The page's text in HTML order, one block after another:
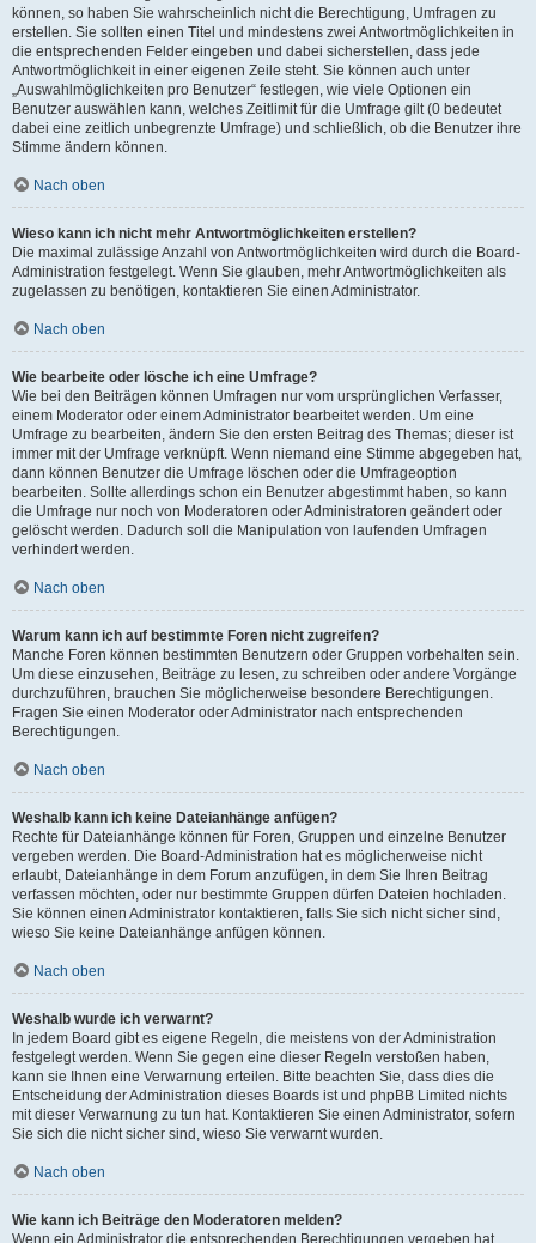
können, so haben Sie wahrscheinlich nicht die Berechtigung, Umfragen zu
erstellen. Sie sollten einen Titel und mindestens zwei Antwortmöglichkeiten in
die entsprechenden Felder eingeben und dabei sicherstellen, dass jede
Antwortmöglichkeit in einer eigenen Zeile steht. Sie können auch unter
„Auswahlmöglichkeiten pro Benutzer“ festlegen, wie viele Optionen ein
Benutzer auswählen kann, welches Zeitlimit für die Umfrage gilt (0 bedeutet
dabei eine zeitlich unbegrenzte Umfrage) und schließlich, ob die Benutzer ihre
Stimme ändern können.
Nach oben
Wieso kann ich nicht mehr Antwortmöglichkeiten erstellen?
Die maximal zulässige Anzahl von Antwortmöglichkeiten wird durch die Board-
Administration festgelegt. Wenn Sie glauben, mehr Antwortmöglichkeiten als
zugelassen zu benötigen, kontaktieren Sie einen Administrator.
Nach oben
Wie bearbeite oder lösche ich eine Umfrage?
Wie bei den Beiträgen können Umfragen nur vom ursprünglichen Verfasser,
einem Moderator oder einem Administrator bearbeitet werden. Um eine
Umfrage zu bearbeiten, ändern Sie den ersten Beitrag des Themas; dieser ist
immer mit der Umfrage verknüpft. Wenn niemand eine Stimme abgegeben hat,
dann können Benutzer die Umfrage löschen oder die Umfrageoption
bearbeiten. Sollte allerdings schon ein Benutzer abgestimmt haben, so kann
die Umfrage nur noch von Moderatoren oder Administratoren geändert oder
gelöscht werden. Dadurch soll die Manipulation von laufenden Umfragen
verhindert werden.
Nach oben
Warum kann ich auf bestimmte Foren nicht zugreifen?
Manche Foren können bestimmten Benutzern oder Gruppen vorbehalten sein.
Um diese einzusehen, Beiträge zu lesen, zu schreiben oder andere Vorgänge
durchzuführen, brauchen Sie möglicherweise besondere Berechtigungen.
Fragen Sie einen Moderator oder Administrator nach entsprechenden
Berechtigungen.
Nach oben
Weshalb kann ich keine Dateianhänge anfügen?
Rechte für Dateianhänge können für Foren, Gruppen und einzelne Benutzer
vergeben werden. Die Board-Administration hat es möglicherweise nicht
erlaubt, Dateianhänge in dem Forum anzufügen, in dem Sie Ihren Beitrag
verfassen möchten, oder nur bestimmte Gruppen dürfen Dateien hochladen.
Sie können einen Administrator kontaktieren, falls Sie sich nicht sicher sind,
wieso Sie keine Dateianhänge anfügen können.
Nach oben
Weshalb wurde ich verwarnt?
In jedem Board gibt es eigene Regeln, die meistens von der Administration
festgelegt werden. Wenn Sie gegen eine dieser Regeln verstoßen haben,
kann sie Ihnen eine Verwarnung erteilen. Bitte beachten Sie, dass dies die
Entscheidung der Administration dieses Boards ist und phpBB Limited nichts
mit dieser Verwarnung zu tun hat. Kontaktieren Sie einen Administrator, sofern
Sie sich die nicht sicher sind, wieso Sie verwarnt wurden.
Nach oben
Wie kann ich Beiträge den Moderatoren melden?
Wenn ein Administrator die entsprechenden Berechtigungen vergeben hat,